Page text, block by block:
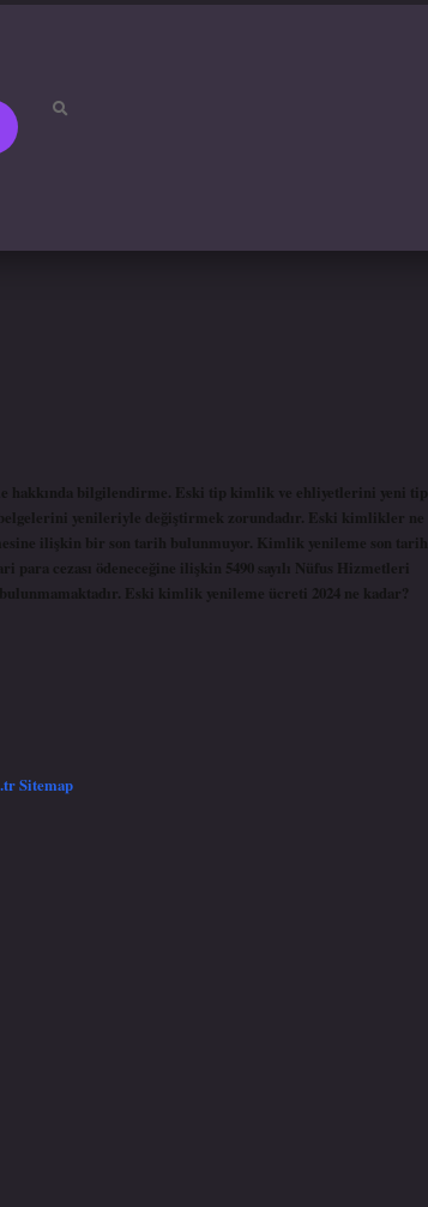
hakkında bilgilendirme. Eski tip kimlik ve ehliyetlerini yeni tip
yenileriyle değiştirmek zorundadır. Eski kimlikler ne
ilişkin bir son tarih bulunmuyor. Kimlik yenileme son tarih
para cezası ödeneceğine ilişkin 5490 sayılı Nüfus Hizmetleri
Eski kimlik yenileme ücreti 2024 ne kadar?
Sitemap